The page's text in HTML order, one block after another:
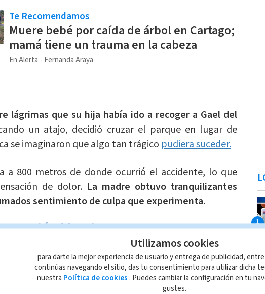
Te Recomendamos
Muere bebé por caída de árbol en Cartago;
mamá tiene un trauma en la cabeza
En Alerta Fernanda Araya
lágrimas que su hija había ido a recoger a Gael del
un atajo, decidió cruzar el parque en lugar de
se imaginaron que algo tan trágico pudiera suceder.
a 800 metros de donde ocurrió el accidente, lo que
de dolor. La madre obtuvo tranquilizantes
sentimiento de culpa que experimenta.
el hecho:
vecino de la zona que presenció la tragedia, contó
unas ramas comenzaban a caer. Luego de eso,
Utilizamos cookies
para darte la mejor experiencia de usuario y entrega de publicidad,
continúas navegando el sitio, das tu consentimiento para utilizar dicha
nuestra Política de cookies . Puedes cambiar la configuración en tu
gustes.